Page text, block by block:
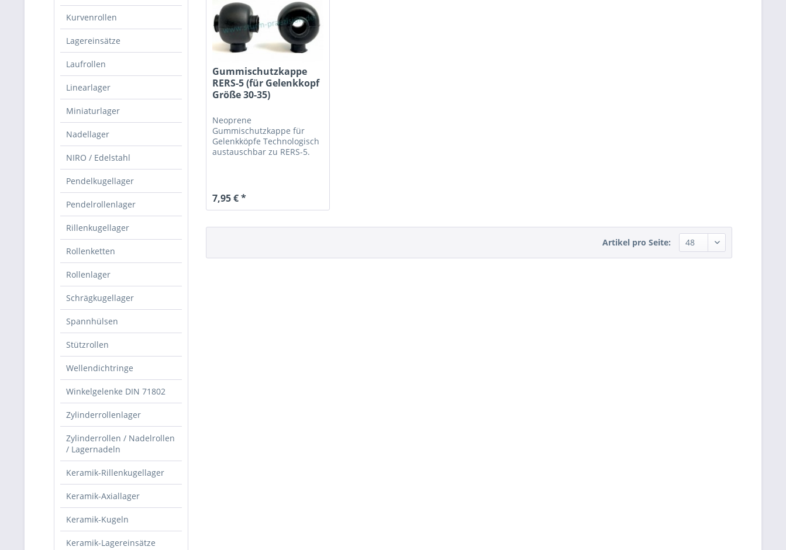
Kurvenrollen
Lagereinsätze
Laufrollen
Linearlager
Miniaturlager
Nadellager
NIRO / Edelstahl
Pendelkugellager
Pendelrollenlager
Rillenkugellager
Rollenketten
Rollenlager
Schrägkugellager
Spannhülsen
Stützrollen
Wellendichtringe
Winkelgelenke DIN 71802
Zylinderrollenlager
Zylinderrollen / Nadelrollen
/ Lagernadeln
Keramik-Rillenkugellager
Keramik-Axiallager
Keramik-Kugeln
Keramik-Lagereinsätze
Gummischutzkappe
RERS-5 (für Gelenkkopf
Größe 30-35)
Neoprene
Gummischutzkappe für
GelenkköpfeTechnologisch
austauschbar zu RERS-5.
7,95 € *
Artikel pro Seite: